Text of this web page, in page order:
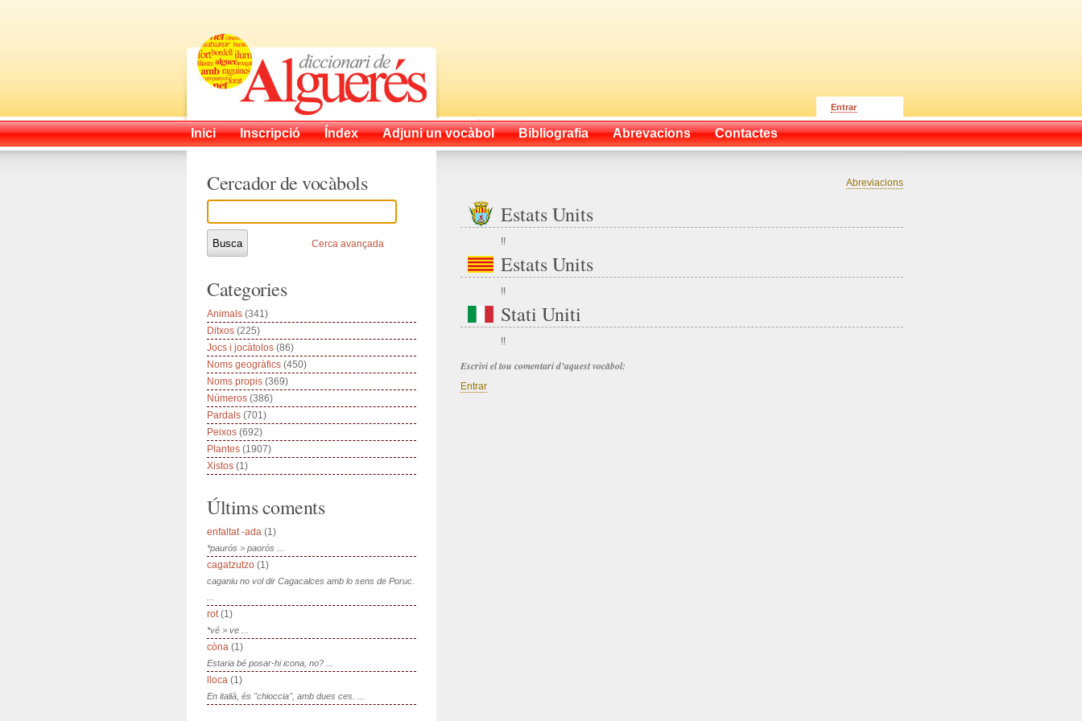
Entrar
Inici Inscripció Índex Adjuni un vocàbol Bibliografia Abrevacions Contactes
Abreviacions
Estats Units
!!
Estats Units
!!
Stati Uniti
!!
Escrivi el tou comentari d’aquest vocàbol:
Entrar
Cercador de vocàbols
Cerca avançada
Categories
Animals (341)
Ditxos (225)
Jocs i jocàtolos (86)
Noms geogràfics (450)
Noms propis (369)
Números (386)
Pardals (701)
Peixos (692)
Plantes (1907)
Xistos (1)
Últims coments
enfaltat -ada (1)
*paurós > paorós ...
cagatzutzo (1)
caganiu no vol dir Cagacalces amb lo sens de Poruc.
rot(1)
*vé > ve ...
còna (1)
Estaria bé posar-hi icona, no? ...
lloca (1)
En italià, és "chioccia", amb dues ces. ...